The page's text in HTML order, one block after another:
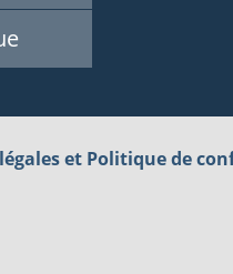
et Politique de